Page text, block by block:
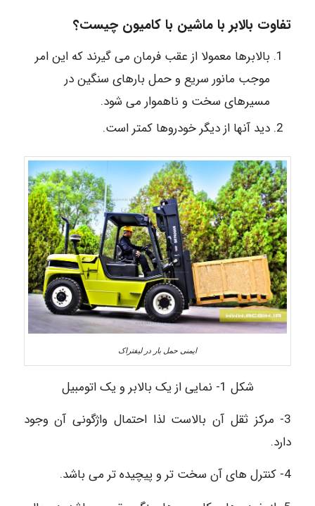
تفاوت بالابر با ماشین با کامیون چیست؟
بالابرها معمولا از عقب فرمان می گیرند که این امر
موجب مانور سریع و حمل بارهای سنگین در
مسیرهای سخت و ناهموار می شود.
دید آنها از دیگر خودروها کمتر است.
ایمنی حمل بار در لیفتراک
شکل 1- نمایی از یک بالابر و یک اتومبیل
3- مرکز ثقل آن بالاست لذا احتمال واژگونی آن وجود
دارد.
4- کنترل های آن سخت تر و پیچیده تر می باشد.